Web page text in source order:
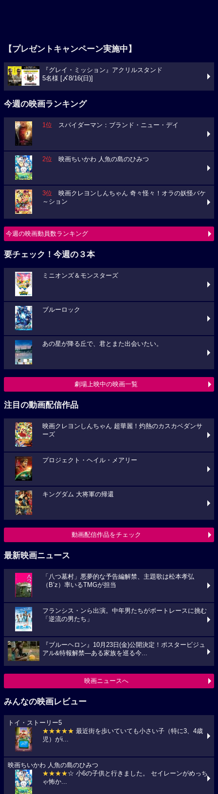
【プレゼントキャンペーン実施中】
『グレイ・ミッション』アクリルスタンド
5名様 [〆8/16(日)]
今週の映画ランキング
1位 スパイダーマン：ブランド・ニュー・デイ
2位 映画ちいかわ 人魚の島のひみつ
3位 映画クレヨンしんちゃん 奇々怪々！オラの妖怪バケ
～ション
今週の映画動員数ランキング
要チェック！今週の３本
ミニオンズ＆モンスターズ
ブルーロック
あの星が降る丘で、君とまた出会いたい。
劇場上映中の映画一覧
注目の動画配信作品
映画クレヨンしんちゃん 超華麗！灼熱のカスカベダンサ
ーズ
プロジェクト・ヘイル・メアリー
キングダム 大将軍の帰還
動画配信作品をチェック
最新映画ニュース
「八つ墓村」悪夢的な予告編解禁、主題歌は松本孝弘
（B’z）率いるTMGが担当
フランシス・ンら出演。中年男たちがボートレースに挑む
「逆流の男たち」
『ブルーヘロン』10月23日(金)公開決定！ポスタービジュ
アル&特報解禁―ある家族を巡る今...
映画ニュースへ
みんなの映画レビュー
トイ・ストーリー5
★★★★★ 最近街を歩いていても小さい子（特に3、4歳
児）がi...
映画ちいかわ 人魚の島のひみつ
★★★★☆ 小6の子供と行きました。 セイレーンがめっち
ゃ怖か...